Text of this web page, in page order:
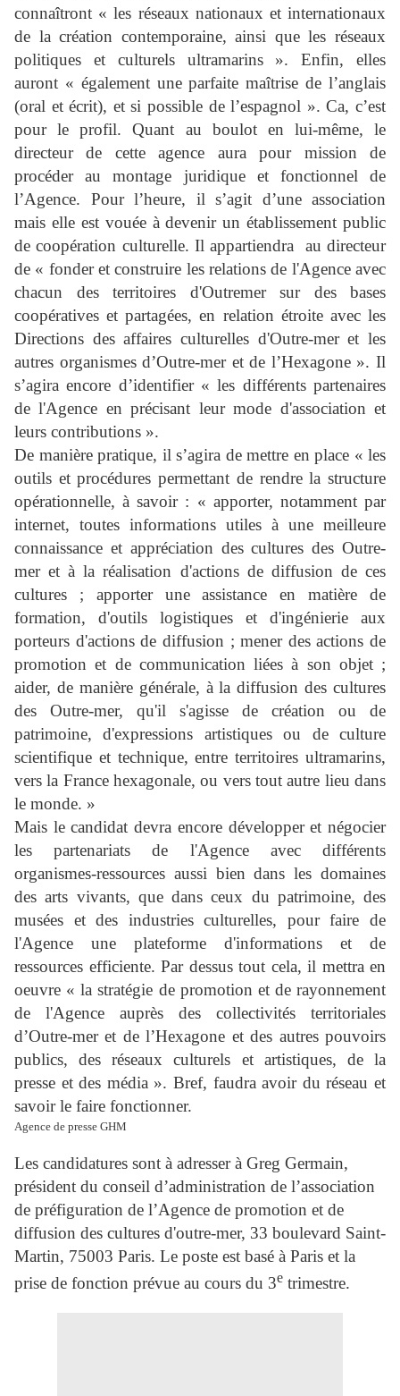
connaîtront « les réseaux nationaux et internationaux
de la création contemporaine, ainsi que les réseaux
politiques et culturels ultramarins ». Enfin, elles
auront « également une parfaite maîtrise de l’anglais
(oral et écrit), et si possible de l’espagnol ». Ca, c’est
pour le profil. Quant au boulot en lui-même, le
directeur de cette agence aura pour mission de
procéder au montage juridique et fonctionnel de
l’Agence. Pour l’heure, il s’agit d’une association
mais elle est vouée à devenir un établissement public
de coopération culturelle. Il appartiendra au directeur
de « fonder et construire les relations de l'Agence avec
chacun des territoires d'Outremer sur des bases
coopératives et partagées, en relation étroite avec les
Directions des affaires culturelles d'Outre-mer et les
autres organismes d’Outre-mer et de l’Hexagone ». Il
s’agira encore d’identifier « les différents partenaires
de l'Agence en précisant leur mode d'association et
leurs contributions ».
De manière pratique, il s’agira de mettre en place « les
outils et procédures permettant de rendre la structure
opérationnelle, à savoir : « apporter, notamment par
internet, toutes informations utiles à une meilleure
connaissance et appréciation des cultures des Outre-
mer et à la réalisation d'actions de diffusion de ces
cultures ; apporter une assistance en matière de
formation, d'outils logistiques et d'ingénierie aux
porteurs d'actions de diffusion ; mener des actions de
promotion et de communication liées à son objet ;
aider, de manière générale, à la diffusion des cultures
des Outre-mer, qu'il s'agisse de création ou de
patrimoine, d'expressions artistiques ou de culture
scientifique et technique, entre territoires ultramarins,
vers la France hexagonale, ou vers tout autre lieu dans
le monde. »
Mais le candidat devra encore développer et négocier
les partenariats de l'Agence avec différents
organismes-ressources aussi bien dans les domaines
des arts vivants, que dans ceux du patrimoine, des
musées et des industries culturelles, pour faire de
l'Agence une plateforme d'informations et de
ressources efficiente. Par dessus tout cela, il mettra en
oeuvre « la stratégie de promotion et de rayonnement
de l'Agence auprès des collectivités territoriales
d’Outre-mer et de l’Hexagone et des autres pouvoirs
publics, des réseaux culturels et artistiques, de la
presse et des média ». Bref, faudra avoir du réseau et
savoir le faire fonctionner.
Agence de presse GHM
Les candidatures sont à adresser à Greg Germain,
président du conseil d’administration de l’association
de préfiguration de l’Agence de promotion et de
diffusion des cultures d'outre-mer, 33 boulevard Saint-
Martin, 75003 Paris. Le poste est basé à Paris et la
prise de fonction prévue au cours du 3e trimestre.